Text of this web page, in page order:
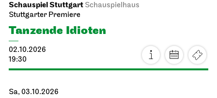
Schauspiel Stuttgart Schauspielhaus
Stuttgarter Premiere
Tanzende Idioten
02.10.2026
19:30
Sa, 03.10.2026